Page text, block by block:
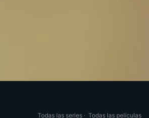
Todas las series · Todas las películas